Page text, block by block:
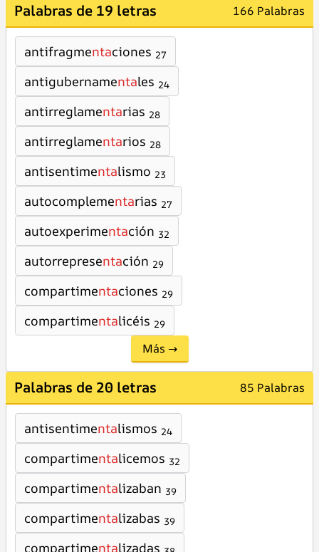
Palabras de 19 letras 166 Palabras
antifragmentaciones 27
antigubernamentales 24
antirreglamentarias 28
antirreglamentarios 28
antisentimentalismo 23
autocomplementarias 27
autoexperimentación 32
autorrepresentación 29
compartimentaciones 29
compartimentalicéis 29
Más →
Palabras de 20 letras 85 Palabras
antisentimentalismos 24
compartimentalicemos 32
compartimentalizaban 39
compartimentalizabas 39
compartimentalizadas